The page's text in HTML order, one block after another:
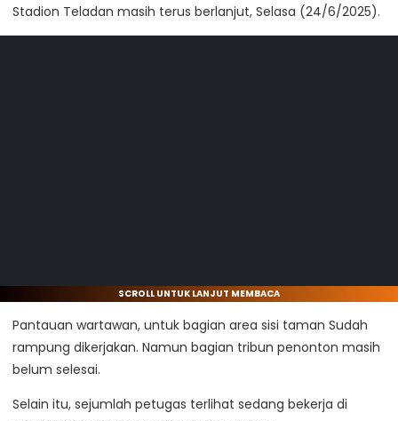
Stadion Teladan masih terus berlanjut, Selasa (24/6/2025).
SCROLL UNTUK LANJUT MEMBACA
Pantauan wartawan, untuk bagian area sisi taman Sudah
rampung dikerjakan. Namun bagian tribun penonton masih
belum selesai.
Selain itu, sejumlah petugas terlihat sedang bekerja di